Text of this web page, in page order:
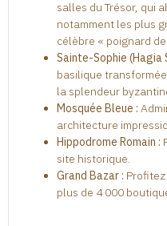
salles du Trésor, qui
notamment les plus
célèbre « poignard de
Sainte-Sophie (Hagia
basilique
la splendeur
Mosquée Bleue :
architecture
Hippodrome Romain :
site historique.
Grand Bazar :
plus de 4 000